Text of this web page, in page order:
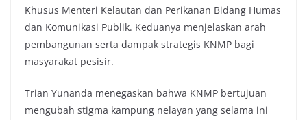
Khusus Menteri Kelautan dan Perikanan Bidang Humas
dan Komunikasi Publik. Keduanya menjelaskan arah
pembangunan serta dampak strategis KNMP bagi
masyarakat pesisir.
Trian Yunanda menegaskan bahwa KNMP bertujuan
mengubah stigma kampung nelayan yang selama ini